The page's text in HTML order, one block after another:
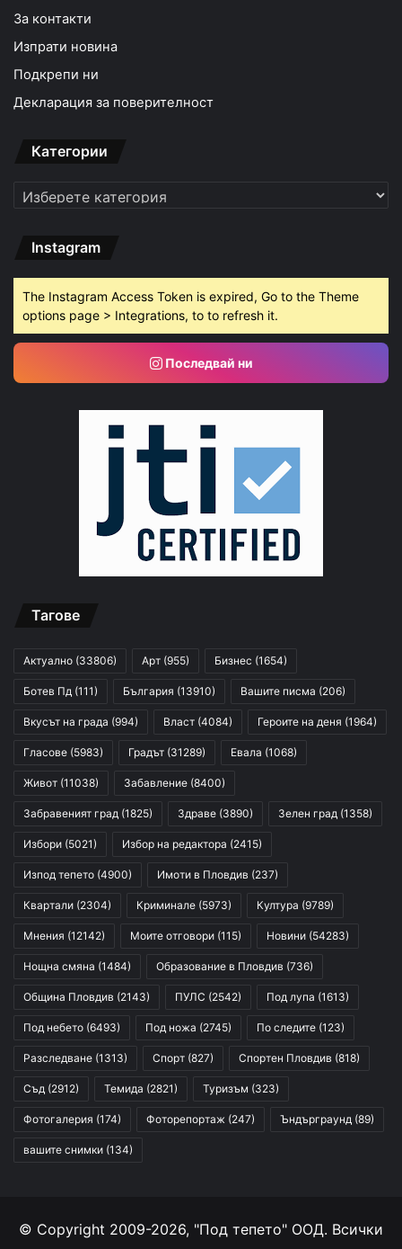
За контакти
Изпрати новина
Подкрепи ни
Декларация за поверителност
Категории
Категории
Instagram
The Instagram Access Token is expired, Go to the Theme
options page > Integrations, to to refresh it.
Последвай ни
Тагове
Актуално (33806) Арт (955) Бизнес (1654)
Ботев Пд (111) България (13910) Вашите писма (206)
Вкусът на града (994) Власт (4084) Героите на деня (1964)
Гласове (5983) Градът (31289) Евала (1068)
Живот (11038) Забавление (8400)
Забравеният град (1825) Здраве (3890) Зелен град (1358)
Избори (5021) Избор на редактора (2415)
Изпод тепето (4900) Имоти в Пловдив (237)
Квартали (2304) Криминале (5973) Култура (9789)
Мнения (12142) Моите отговори (115) Новини (54283)
Нощна смяна (1484) Образование в Пловдив (736)
Община Пловдив (2143) ПУЛС (2542) Под лупа (1613)
Под небето (6493) Под ножа (2745) По следите (123)
Разследване (1313) Спорт (827) Спортен Пловдив (818)
Съд (2912) Темида (2821) Туризъм (323)
Фотогалерия (174) Фоторепортаж (247) Ъндърграунд (89)
вашите снимки (134)
© Copyright 2009-2026, "Под тепето" ООД. Всички